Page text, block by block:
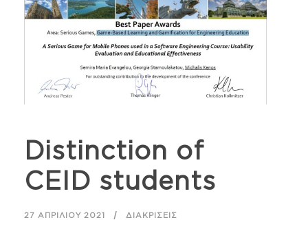
Distinction of
CEID students
27 ΑΠΡΙΛΊΟΥ 2021 ΔΙΑΚΡΊΣΕΙΣ